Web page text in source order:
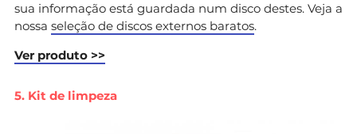
sua informação está guardada num disco destes. Veja a
nossa seleção de discos externos baratos.
Ver produto >>
5. Kit de limpeza